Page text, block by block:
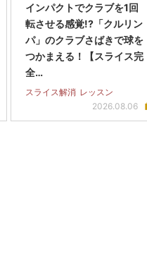
インパクトでクラブを1回
転させる感覚!?「クルリン
パ」のクラブさばきで球を
つかまえる！【スライス完
全…
スライス解消 レッスン
2026.08.06